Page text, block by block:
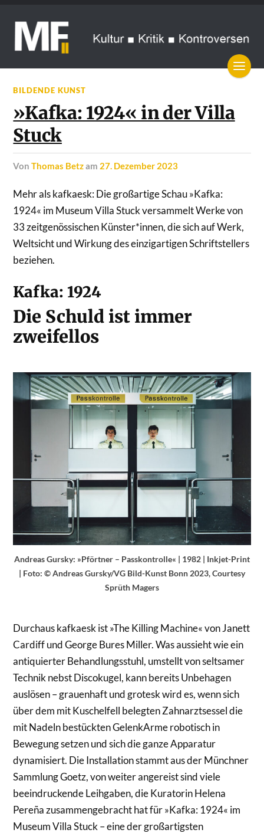
BILDENDE KUNST
»Kafka: 1924« in der Villa
Stuck
vonThomas Betzam 27. Dezember 2023
Mehr als kafkaesk: Die großartige Schau »Kafka:
1924« im Museum Villa Stuck versammelt Werke von
33 zeitgenössischen Künster*innen, die sich auf Werk,
Weltsicht und Wirkung des einzigartigen Schriftstellers
beziehen.
Kafka: 1924
Die Schuld ist immer
zweifellos
Andreas Gursky: »Pförtner – Passkontrolle« | 1982 | Inkjet-Print
| Foto: © Andreas Gursky/VG Bild-Kunst Bonn 2023, Courtesy
Sprüth Magers
Durchaus kafkaesk ist »The Killing Machine« von Janett
Cardiff und George Bures Miller. Was aussieht wie ein
antiquierter Behandlungsstuhl, umstellt von seltsamer
Technik nebst Discokugel, kann bereits Unbehagen
auslösen – grauenhaft und grotesk wird es, wenn sich
über dem mit Kuschelfell belegten Zahnarztsessel die
mit Nadeln bestückten Gelenk­Arme robotisch in
Bewegung setzen und sich die ganze Apparatur
dynamisiert. Die Installation stammt aus der Münchner
Sammlung Goetz, von weiter angereist sind viele
beeindruckende Leihgaben, die Kuratorin Helena
Pereña zusammengebracht hat für »Kafka: 1924« im
Museum Villa Stuck – eine der großartigsten